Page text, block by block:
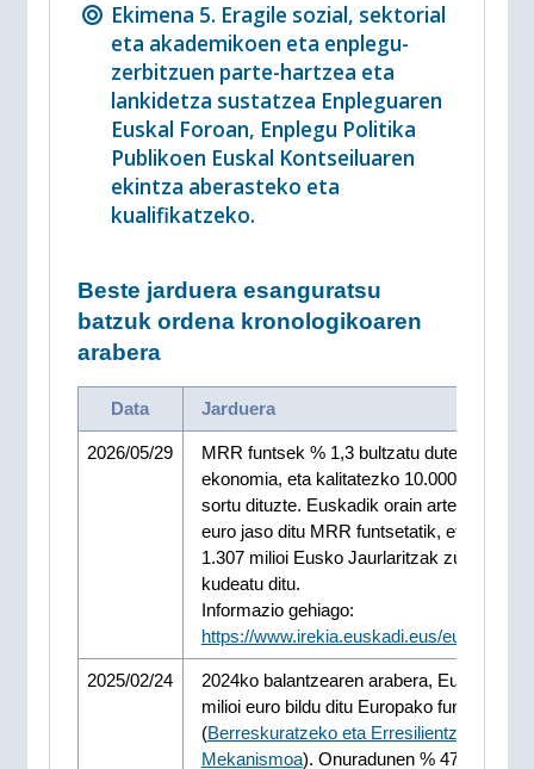
Ekimena 5. Eragile sozial, sektorial
eta akademikoen eta enplegu-
zerbitzuen parte-hartzea eta
lankidetza sustatzea Enpleguaren
Euskal Foroan, Enplegu Politika
Publikoen Euskal Kontseiluaren
ekintza aberasteko eta
kualifikatzeko.
Beste jarduera esanguratsu
batzuk ordena kronologikoaren
arabera
Data Jarduera
2026/05/29
MRR funtsek % 1,3 bultzatu dute euskal
ekonomia, eta kalitatezko 10.000 enplegu
sortu dituzte. Euskadik orain arte 4.529
euro jaso ditu MRR funtsetatik, eta
1.307 milioi Eusko Jaurlaritzak zuzenean
kudeatu ditu.
Informazio gehiago:
https://www.irekia.euskadi.eus/eu/news/
2025/02/24
2024ko balantzearen arabera, Euskadik
milioi euro bildu ditu Europako funtsetatik
(Berreskuratzeko eta Erresilientziarako
Mekanismoa). Onuradunen % 47